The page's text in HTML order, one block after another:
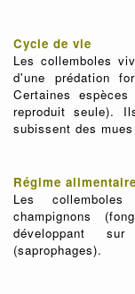
Cycle de vie
Les collemboles
d'une prédation
Certaines
reproduit seule).
subissent des
Régime alimentaire
Les
champignons
développant
(saprophages).